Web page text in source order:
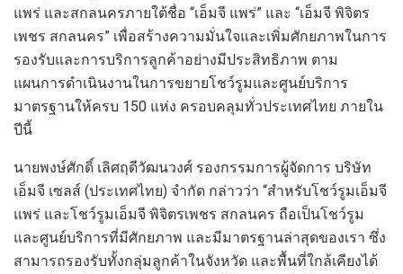
แพร่ และสกลนครภายใต้ชื่อ “เอ็มจี แพร่” และ “เอ็มจี พิจิตร
เพชร สกลนคร” เพื่อสร้างความมั่นใจและเพิ่มศักยภาพในการ
รองรับและการบริการลูกค้าอย่างมีประสทธิภาพ ตาม
แผนการดำเนินงานในการขยายโชว์รูมและศูนย์บริการ
มาตรฐานให้ครบ 150 แห่ง ครอบคลุมทั่วประเทศไทย ภายใน
ปีนี้
นายพงษ์ศักดิ์ เลิศฤดีวัฒนวงศ์ รองกรรมการผู้จัดการ บริษัท
เอ็มจี เซลส์ (ประเทศไทย) จำกัด กล่าวว่า “สำหรับโชว์รูมเอ็มจี
แพร่ และโชว์รูมเอ็มจี พิจิตรเพชร สกลนคร ถือเป็นโชว์รูม
และศูนย์บริการที่มีศักยภาพ และมีมาตรฐานล่าสุดของเรา ซึ่ง
สามารถรองรับทั้งกลุ่มลูกค้าในจังหวัด และพื้นที่ใกล้เคียงได้